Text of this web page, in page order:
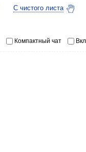
С чистого листа
Компактный чат